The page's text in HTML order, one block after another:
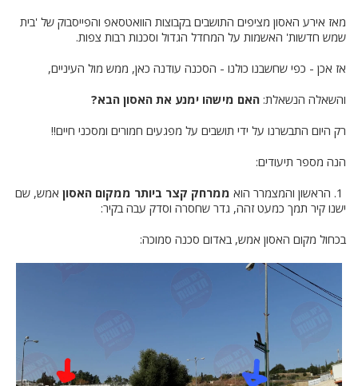
מאז אירע האסון מציפים התושבים בקבוצות הוואטסאפ והפייסבוק של 'בית
שמש חדשות' האשמות על המחדל הגדול וסכנות רבות צפות.
אז אכן - כפי שחשבנו כולנו - הסכנה עודנה כאן, ממש מול העיניים,
והשאלה הנשאלת: האם מישהו ימנע את האסון הבא?
רק היום התבשרנו על ידי תושבים על מפגעים חמורים ומסכני חיים!!
הנה מספר תיעודים:
ממרחק קצר ביותר ממקום האסון אמש, שם
ישנו קיר תמך כמעט זהה, גדר שחסרה וסדק עבה בקיר:
בכחול מקום האסון אמש, באדום סכנה סמוכה: